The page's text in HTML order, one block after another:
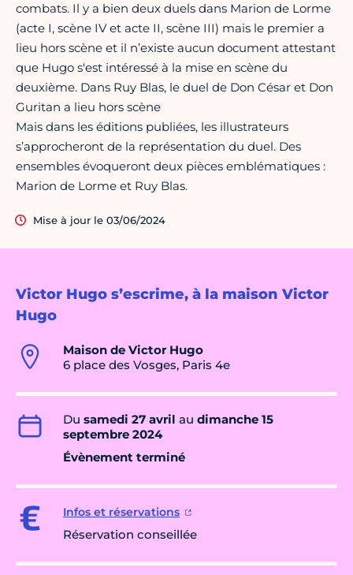
Victor Hugo s’escrime, à la maison Victor
Hugo
Maison de Victor Hugo
6 place des Vosges, Paris 4e
Du samedi 27 avril au dimanche 15
septembre 2024
Évènement terminé
Infos et réservations
Réservation conseillée
combats. Il y a bien deux duels dans Marion de Lorme
(acte I, scène IV et acte II, scène III) mais le premier a
lieu hors scène et il n’existe aucun document attestant
que Hugo s'est intéressé à la mise en scène du
deuxième. Dans Ruy Blas, le duel de Don César et Don
Guritan a lieu hors scène
Mais dans les éditions publiées, les illustrateurs
s’approcheront de la représentation du duel. Des
ensembles évoqueront deux pièces emblématiques :
Marion de Lorme et Ruy Blas.
Mise à jour le 03/06/2024